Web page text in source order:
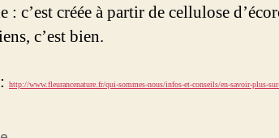
: c’est créée à partir de cellulose
c’est bien.
http://www.fleurancenature.fr/qui-sommes-nous/infos-et-conseils/en-savoir-plus-